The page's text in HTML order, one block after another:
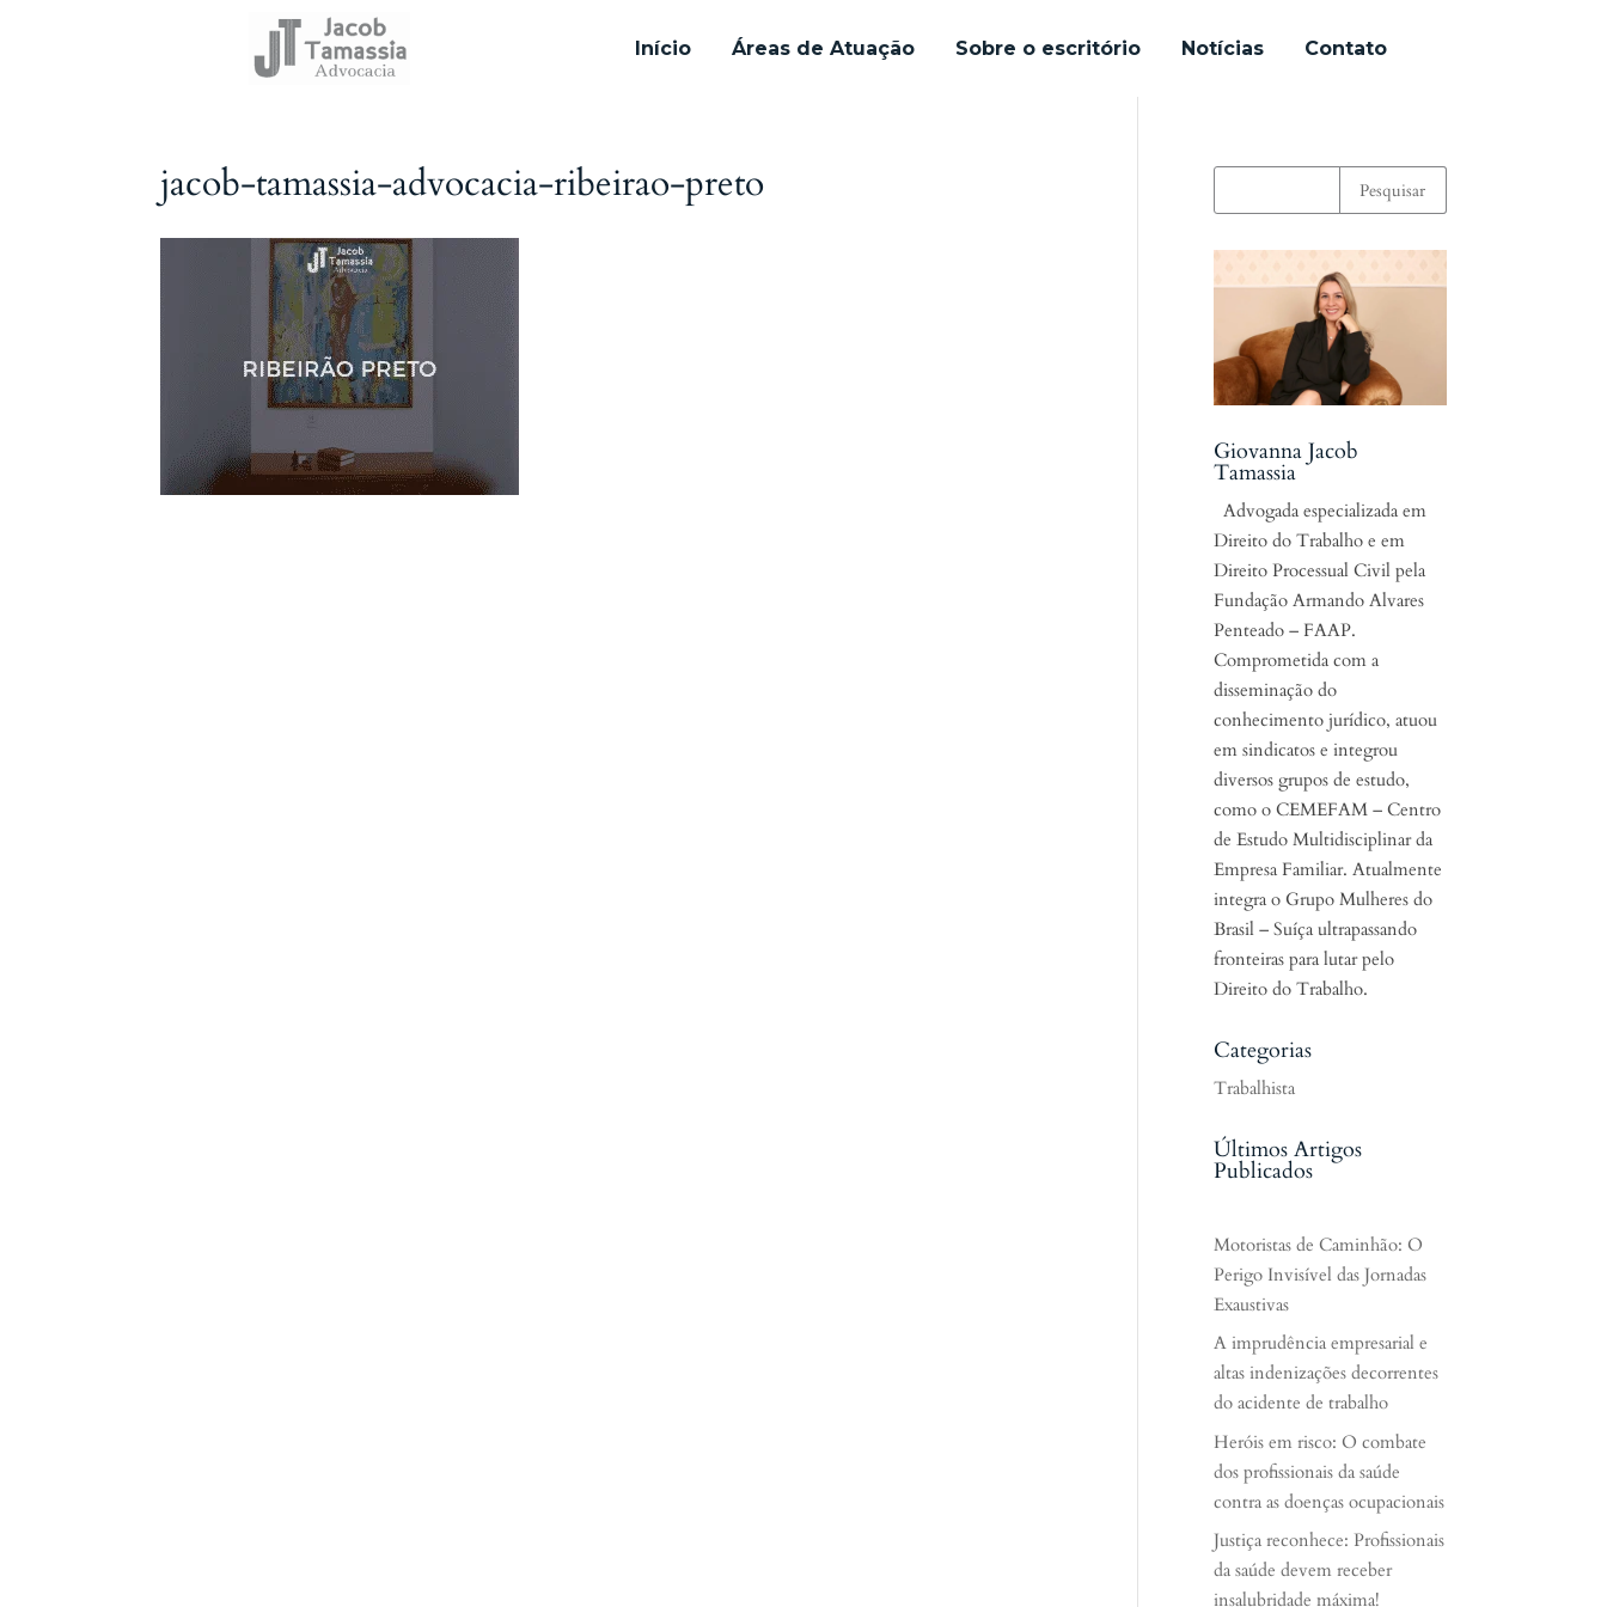
Início Áreas de Atuação Sobre o escritório Notícias Contato
jacob-tamassia-advocacia-ribeirao-preto
Giovanna Jacob
Tamassia
Advogada especializada em
Direito do Trabalho e em
Direito Processual Civil pela
Fundação Armando Alvares
Penteado – FAAP.
Comprometida com a
disseminação do
conhecimento jurídico, atuou
em sindicatos e integrou
diversos grupos de estudo,
como o CEMEFAM – Centro
de Estudo Multidisciplinar da
Empresa Familiar. Atualmente
integra o Grupo Mulheres do
Brasil – Suíça ultrapassando
fronteiras para lutar pelo
Direito do Trabalho.
Categorias
Trabalhista
Últimos Artigos
Publicados
Motoristas de Caminhão: O
Perigo Invisível das Jornadas
Exaustivas
A imprudência empresarial e
altas indenizações decorrentes
do acidente de trabalho
Heróis em risco: O combate
dos profissionais da saúde
contra as doenças ocupacionais
Justiça reconhece: Profissionais
da saúde devem receber
insalubridade máxima!